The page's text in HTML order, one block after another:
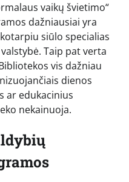
vaikų švietimo“
dažniausiai yra
siūlo specialias
Taip pat verta
vis dažniau
dienos
ar edukacinius
nekainuoja.